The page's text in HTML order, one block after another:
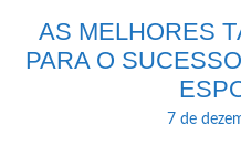
AS MELHORES
PARA O
7 de